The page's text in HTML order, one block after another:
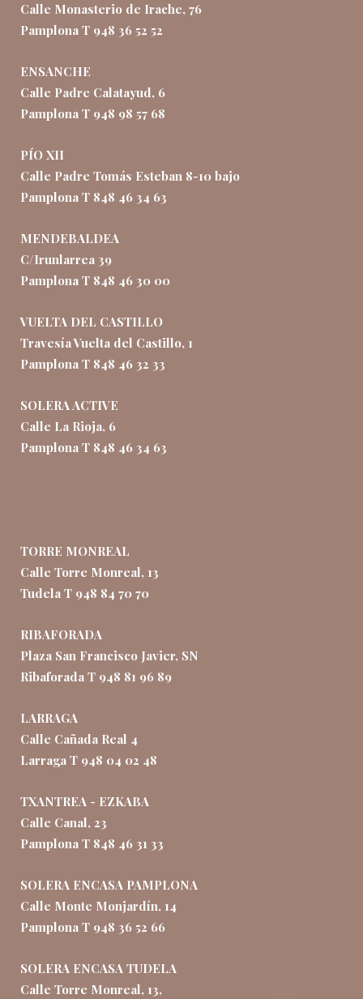
Calle Monasterio de Irache, 76
Pamplona T 948 36 52 52
ENSANCHE
Calle Padre Calatayud, 6
Pamplona T 948 98 57 68
PÍO XII
Calle Padre Tomás Esteban 8-10 bajo
Pamplona T 848 46 34 63
MENDEBALDEA
C/Irunlarrea 39
Pamplona T 848 46 30 00
VUELTA DEL CASTILLO
Travesía Vuelta del Castillo, 1
Pamplona T 848 46 32 33
SOLERA ACTIVE
Calle La Rioja, 6
Pamplona T 848 46 34 63
TORRE MONREAL
Calle Torre Monreal, 13
Tudela T 948 84 70 70
RIBAFORADA
Plaza San Francisco Javier, SN
Ribaforada T 948 81 96 89
LARRAGA
Calle Cañada Real 4
Larraga T 948 04 02 48
TXANTREA - EZKABA
Calle Canal, 23
Pamplona T 848 46 31 33
SOLERA ENCASA PAMPLONA
Calle Monte Monjardín, 14
Pamplona T 948 36 52 66
SOLERA ENCASA TUDELA
Calle Torre Monreal, 13,